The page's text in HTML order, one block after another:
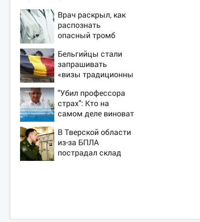
Врач раскрыл, как
распознать
опасный тромб
Бельгийцы стали
запрашивать
«визы традиционных
посольстве РФ
"Убил профессора
страх": Кто на
самом деле виноват
Зезина,
остановившего
мальчишек на поле
В Тверской области
из-за БПЛА
пострадал склад